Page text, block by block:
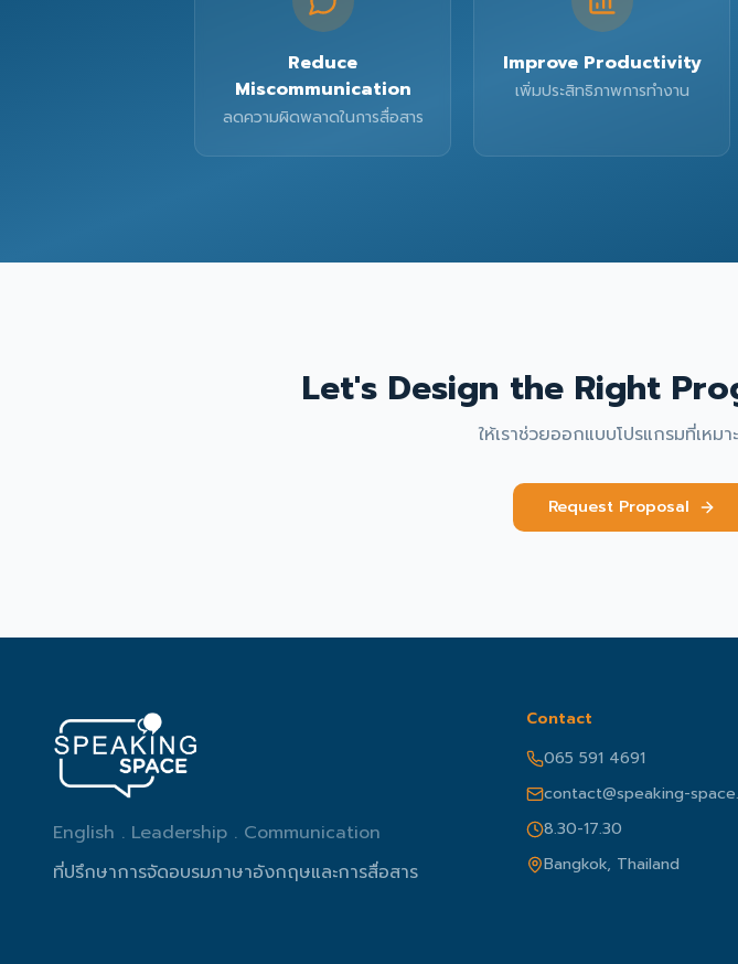
Reduce
Miscommunication
ลดความผิดพลาดในการสื่อสาร
Improve Productivity
เพิ่มประสิทธิภาพการทำงาน
Let's Design the Right
ให้เราช่วยออกแบบโปรแกรมที่เห
Request Proposal
English . Leadership . Communication
ที่ปรึกษาการจัดอบรมภาษาอังกฤษและการสื่อสาร
Contact
065 591 4691
contact@speaking-
8.30-17.30
Bangkok, Thailand